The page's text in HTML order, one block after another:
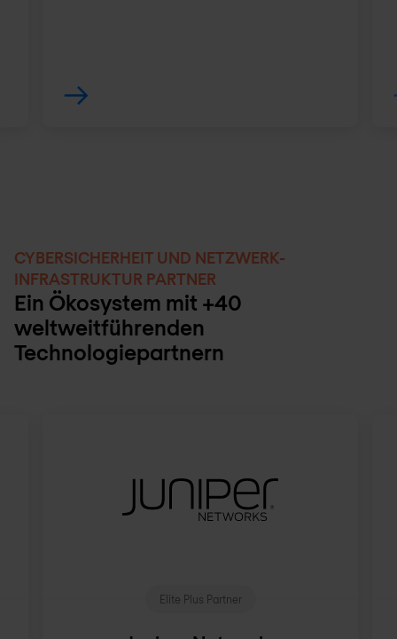
CYBERSICHERHEIT UND NETZWERK-
INFRASTRUKTUR PARTNER
Ein Ökosystem mit +40
weltweitführenden
Technologiepartnern
Elite Plus Partner